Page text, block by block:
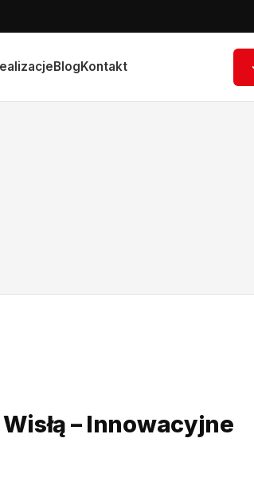
BlogKontakt
– Innowacyjne